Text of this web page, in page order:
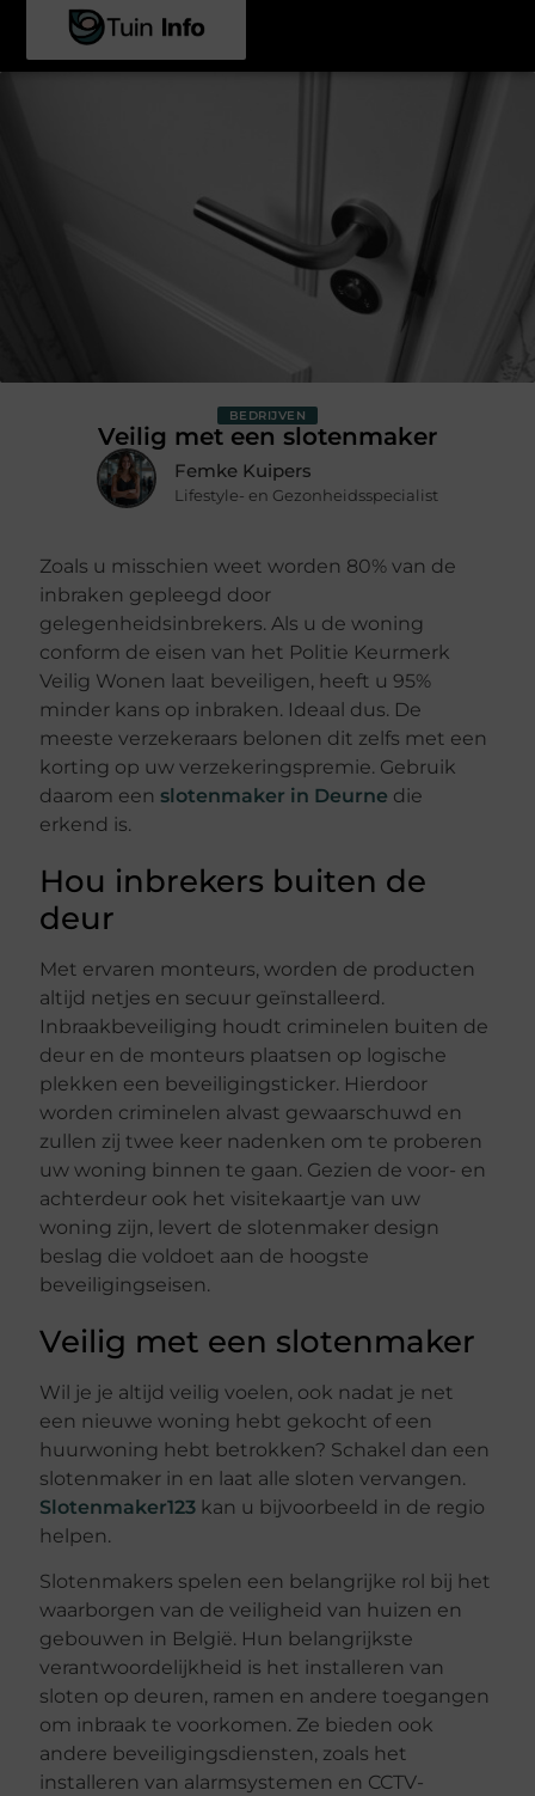
BEDRIJVEN
Veilig met een slotenmaker
Femke Kuipers
Lifestyle- en Gezonheidsspecialist
Zoals u misschien weet worden 80% van de
inbraken gepleegd door
gelegenheidsinbrekers. Als u de woning
conform de eisen van het Politie Keurmerk
Veilig Wonen laat beveiligen, heeft u 95%
minder kans op inbraken. Ideaal dus. De
meeste verzekeraars belonen dit zelfs met een
korting op uw verzekeringspremie. Gebruik
daarom een slotenmaker in Deurne die
erkend is.
Hou inbrekers buiten de
deur
Met ervaren monteurs, worden de producten
altijd netjes en secuur geïnstalleerd.
Inbraakbeveiliging houdt criminelen buiten de
deur en de monteurs plaatsen op logische
plekken een beveiligingsticker. Hierdoor
worden criminelen alvast gewaarschuwd en
zullen zij twee keer nadenken om te proberen
uw woning binnen te gaan. Gezien de voor- en
achterdeur ook het visitekaartje van uw
woning zijn, levert de slotenmaker design
beslag die voldoet aan de hoogste
beveiligingseisen.
Veilig met een slotenmaker
Wil je je altijd veilig voelen, ook nadat je net
een nieuwe woning hebt gekocht of een
huurwoning hebt betrokken? Schakel dan een
slotenmaker in en laat alle sloten vervangen.
Slotenmaker123 kan u bijvoorbeeld in de regio
helpen.
Slotenmakers spelen een belangrijke rol bij het
waarborgen van de veiligheid van huizen en
gebouwen in België. Hun belangrijkste
verantwoordelijkheid is het installeren van
sloten op deuren, ramen en andere toegangen
om inbraak te voorkomen. Ze bieden ook
andere beveiligingsdiensten, zoals het
installeren van alarmsystemen en CCTV-